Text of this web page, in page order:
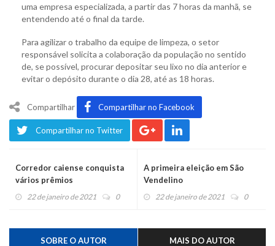
uma empresa especializada, a partir das 7 horas da manhã, se
entendendo até o final da tarde.
Para agilizar o trabalho da equipe de limpeza, o setor
responsável solicita a colaboração da população no sentido
de, se possível, procurar depositar seu lixo no dia anterior e
evitar o depósito durante o dia 28, até as 18 horas.
Compartilhar Compartilhar no Facebook
Compartilhar no Twitter
Corredor caiense conquista
vários prêmios
22 de janeiro de 2021 0
A primeira eleição em São
Vendelino
22 de janeiro de 2021 0
SOBRE O AUTOR MAIS DO AUTOR